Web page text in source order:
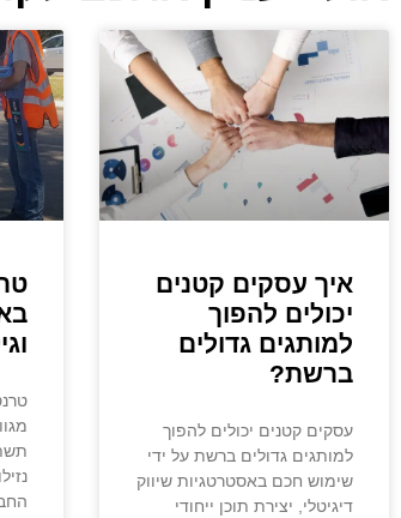
איך עסקים קטנים
יכולים להפוך
למותגים גדולים
ברשת?
עסקים קטנים יכולים להפוך
למותגים גדולים ברשת על ידי
שימוש חכם באסטרטגיות שיווק
דיגיטלי, יצירת תוכן ייחודי